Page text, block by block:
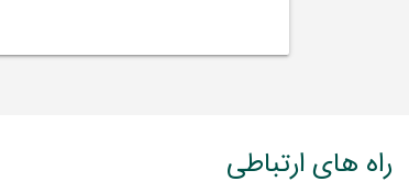
راه های ارتباطی